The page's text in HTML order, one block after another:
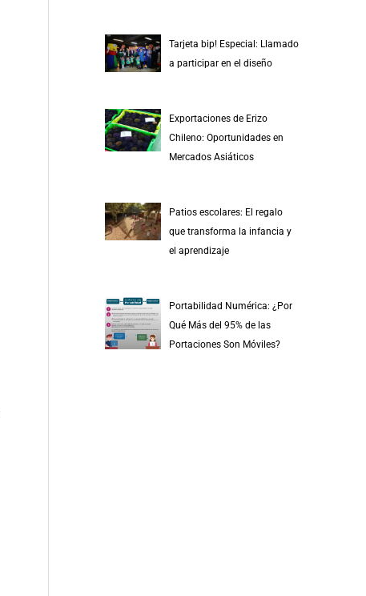
Tarjeta bip! Especial: Llamado
a participar en el diseño
Exportaciones de Erizo
Chileno: Oportunidades en
Mercados Asiáticos
Patios escolares: El regalo
que transforma la infancia y
el aprendizaje
Portabilidad Numérica: ¿Por
Qué Más del 95% de las
Portaciones Son Móviles?